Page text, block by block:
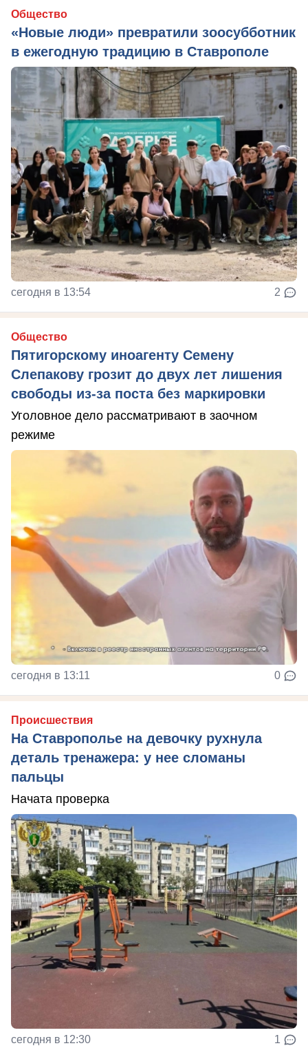
Общество
«Новые люди» превратили зоосубботник
в ежегодную традицию в Ставрополе
сегодня в 13:54 2
Общество
Пятигорскому иноагенту Семену
Слепакову грозит до двух лет лишения
свободы из-за поста без маркировки
Уголовное дело рассматривают в заочном
режиме
сегодня в 13:11 0
Происшествия
На Ставрополье на девочку рухнула
деталь тренажера: у нее сломаны
пальцы
Начата проверка
сегодня в 12:30 1